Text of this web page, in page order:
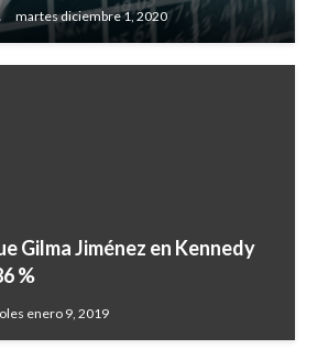
martes diciembre 1, 2020
Gilma Jiménez en Kennedy
%
enero 9, 2019